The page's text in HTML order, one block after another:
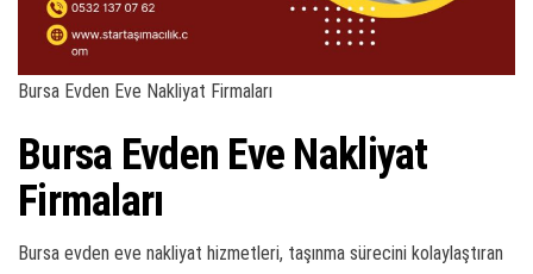
Bursa Evden Eve Nakliyat Firmaları
Bursa Evden Eve Nakliyat
Firmaları
Bursa evden eve nakliyat hizmetleri, taşınma sürecini kolaylaştıran